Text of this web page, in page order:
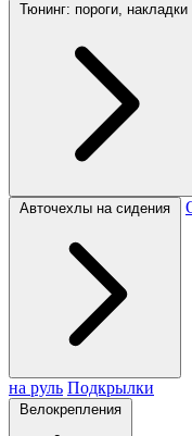
Тюнинг: пороги, накладки
Авточехлы на сидения
на руль Подкрылки
Велокрепления